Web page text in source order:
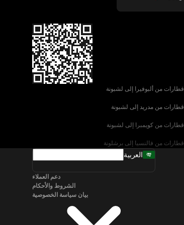
قطارات من ألبوفيرا إلى لشبونة
قطارات من مدريد إلى لشبونة
قطارات من كويمبرا إلى لشبونة
قطارات من فالنسيا إلى برشلونة
قطارات من إشبيلية إلى برشلونة
قطارات من سالزبورغ إلى فيينا
العربية
دعم العملاء
الشروط والأحكام
بيان سياسة الخصوصية